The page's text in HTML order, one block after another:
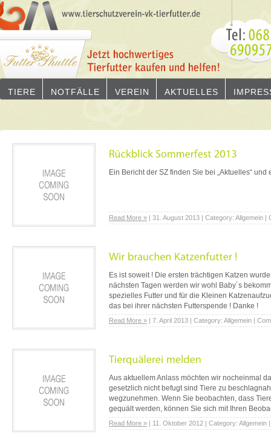
TIERE NOTFÄLLE VEREIN AKTUELLES
Ein Bericht der SZ finden Sie bei „Aktuelles“ und
Read More » | 31. August 2013 | Category: Allgemein |
Es ist soweit ! Die ersten trächtigen Katzen
nächsten Tagen werden wir wohl Baby´s
spezielles Futter und für die Kleinen
das bei ihrer nächsten Futterspende ! Danke !
Read More » | 7. April 2013 | Category: Allgemein |
Aus aktuellem Anlass möchten wir nocheinmal
gesetzlich nicht befugt sind Tiere zu
wegzunehmen. Wenn Sie beobachten, dass
gequält werden, können Sie sich mit Ihren
von Ort, Zeit, Geschehen, ev. Zeugen) entweder
zuständige Veterinäramt […]
Read More » | 11. Oktober 2012 | Category: Allgemein